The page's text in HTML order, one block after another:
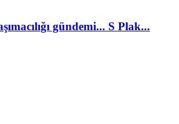
gündemi... S Plak...